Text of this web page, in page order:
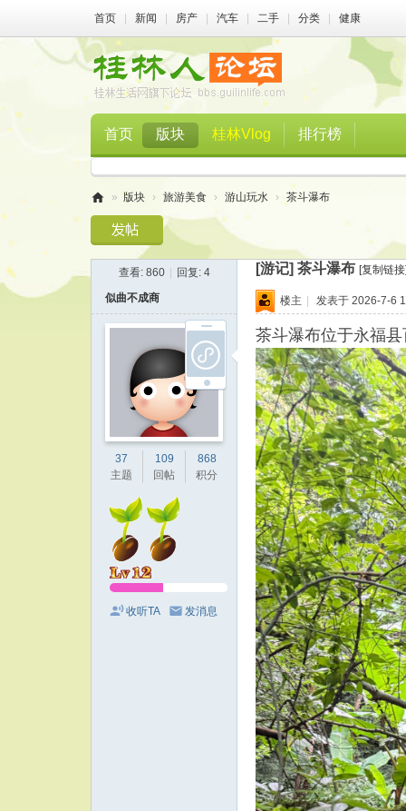
首页 新闻 房产 汽车 二手 分类 健康
首页 版块 桂林Vlog 排行榜
林
» 版块 › 旅游美食 › 游山玩水 › 茶斗瀑布
查看: 860 回复: 4 [游记] 茶斗瀑布 [复制链
似曲不成商
37
主题
109
回帖
868
积分
收听TA 发消息
楼主 | 发表于 2026-7-6
茶斗瀑布位于永福